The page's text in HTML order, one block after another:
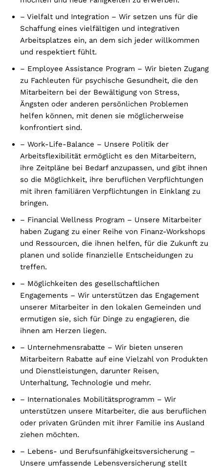
– Vielfalt und Integration – Wir setzen uns für die
Schaffung eines vielfältigen und integrativen
Arbeitsplatzes ein, an dem sich jeder willkommen
und respektiert fühlt.
– Employee Assistance Program – Wir bieten Zugang
zu Fachleuten für psychische Gesundheit, die den
Mitarbeitern bei der Bewältigung von Stress,
Ängsten oder anderen persönlichen Problemen
helfen können, mit denen sie möglicherweise
konfrontiert sind.
– Work-Life-Balance – Unsere Politik der
Arbeitsflexibilität ermöglicht es den Mitarbeitern,
ihre Zeitpläne bei Bedarf anzupassen, und gibt ihnen
so die Möglichkeit, ihre beruflichen Verpflichtungen
mit ihren familiären Verpflichtungen in Einklang zu
bringen.
– Financial Wellness Program – Unsere Mitarbeiter
haben Zugang zu einer Reihe von Finanz-Workshops
und Ressourcen, die ihnen helfen, für die Zukunft zu
planen und solide finanzielle Entscheidungen zu
treffen.
– Möglichkeiten des gesellschaftlichen
Engagements – Wir unterstützen das Engagement
unserer Mitarbeiter in den lokalen Gemeinden und
ermutigen sie, sich für Dinge zu engagieren, die
ihnen am Herzen liegen.
– Unternehmensrabatte – Wir bieten unseren
Mitarbeitern Rabatte auf eine Vielzahl von Produkten
und Dienstleistungen, darunter Reisen,
Unterhaltung, Technologie und mehr.
– Internationales Mobilitätsprogramm – Wir
unterstützen unsere Mitarbeiter, die aus beruflichen
oder privaten Gründen mit ihrer Familie ins Ausland
ziehen möchten.
– Lebens- und Berufsunfähigkeitsversicherung –
Unsere umfassende Lebensversicherung stellt